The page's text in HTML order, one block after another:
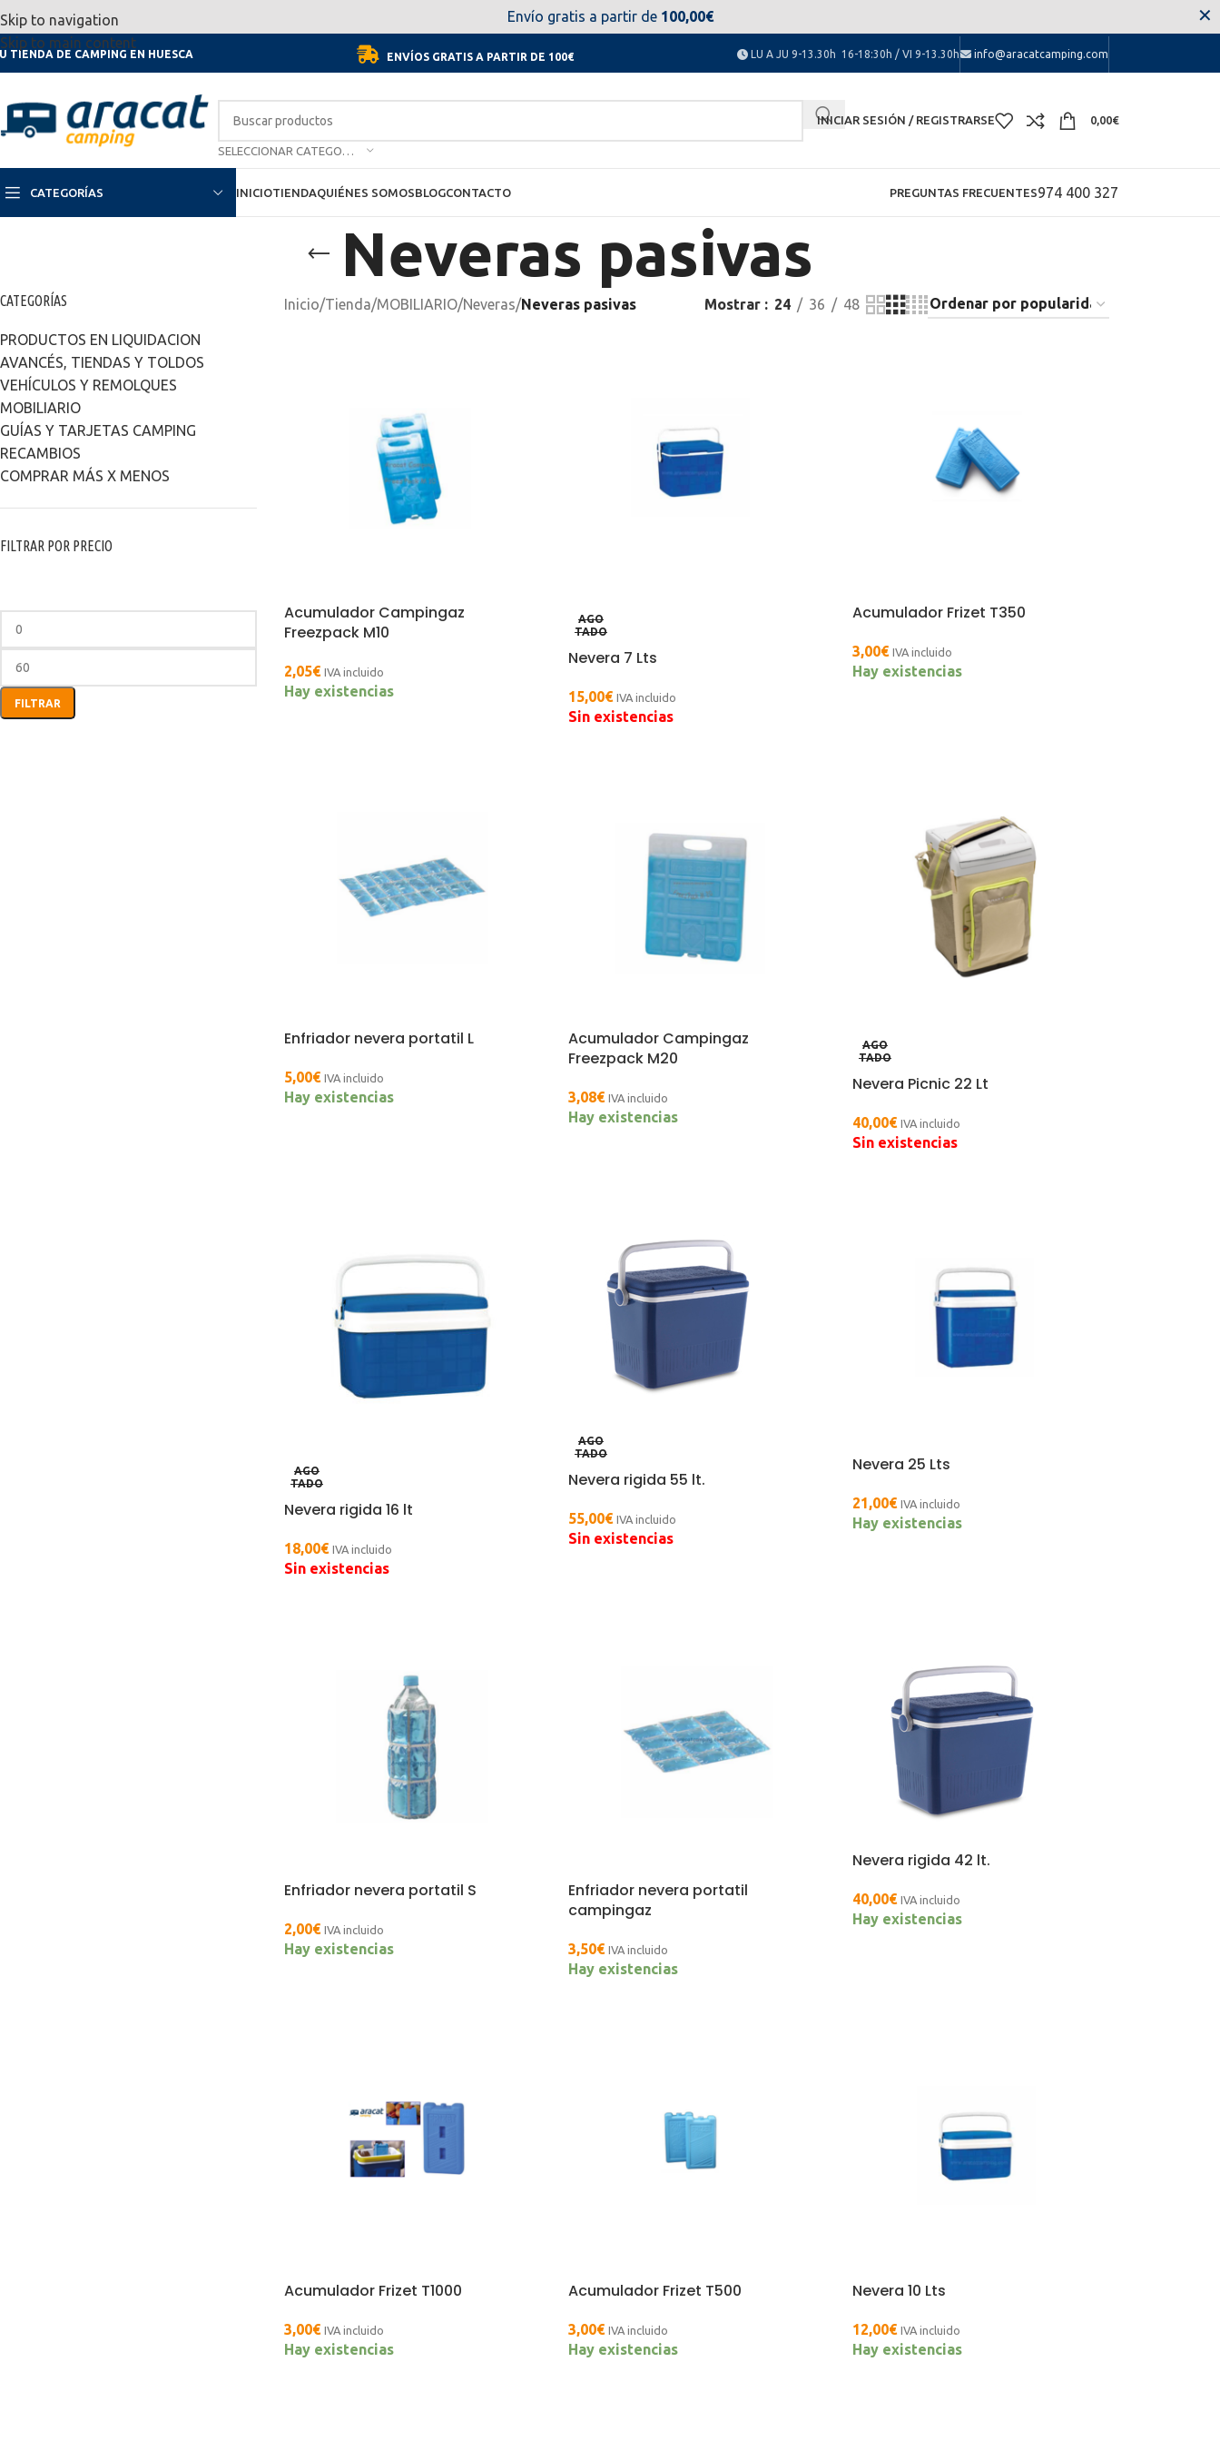
Skip to navigation
Skip to main content
Por motivo de las vacaciones, del día 11 al 23 de agosto no estaremos disponibles. Disculpen las molestias.
TIENDA DE CAMPING EN HUESCA ENVÍOS GRATIS A PARTIR DE 100€ LU A JU 9-13.30h 16-18:30h / VI 9-13.30h info@aracatcamping.com
INICIAR SESIÓN / REGISTRARSE 0,00€
CATEGORÍAS INICIOTIENDAQUIÉNES SOMOSBLOGCONTACTO PREGUNTAS FRECUENTES974 400 327
Neveras pasivas
CATEGORÍAS
PRODUCTOS EN LIQUIDACION
AVANCÉS, TIENDAS Y TOLDOS
VEHÍCULOS Y REMOLQUES
MOBILIARIO
GUÍAS Y TARJETAS CAMPING
RECAMBIOS
COMPRAR MÁS X MENOS
FILTRAR POR PRECIO
FILTRAR
Inicio/Tienda/MOBILIARIO/Neveras/Neveras pasivas
Envío gratis a partir de 100,00€ ✕
Mostrar 24 36 48
Acumulador Campingaz
Freezpack M10
2,05€ IVA incluido
Hay existencias
AGO
TADO
Nevera 7 Lts
15,00€ IVA incluido
Sin existencias
Acumulador Frizet T350
3,00€ IVA incluido
Hay existencias
Enfriador nevera portatil L
5,00€ IVA incluido
Hay existencias
Acumulador Campingaz
Freezpack M20
3,08€ IVA incluido
Hay existencias
AGO
TADO
Nevera Picnic 22 Lt
40,00€ IVA incluido
Sin existencias
AGO
TADO
Nevera rigida 16 lt
18,00€ IVA incluido
Sin existencias
AGO
TADO
Nevera rigida 55 lt.
55,00€ IVA incluido
Sin existencias
Nevera 25 Lts
21,00€ IVA incluido
Hay existencias
Enfriador nevera portatil S
2,00€ IVA incluido
Hay existencias
Enfriador nevera portatil
campingaz
3,50€ IVA incluido
Hay existencias
Nevera rigida 42 lt.
40,00€ IVA incluido
Hay existencias
Acumulador Frizet T1000
3,00€ IVA incluido
Hay existencias
Acumulador Frizet T500
3,00€ IVA incluido
Hay existencias
Nevera 10 Lts
12,00€ IVA incluido
Hay existencias